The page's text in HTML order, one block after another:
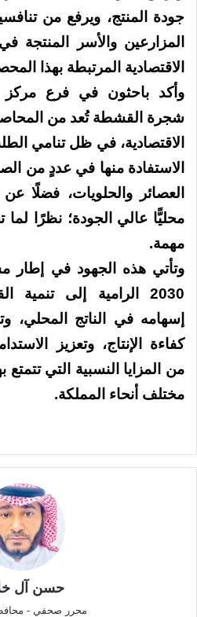
جودة المنتج، ويرفع من
المزارعين والأسر المنتجة
الاقتصادية المرتبطة بهذا
وأكد باحثون في فرع مركز
شجرة القشطة تُعد من
الاقتصادية، في ظل تنامي
الاستفادة منها في عددٍ من
العصائر والحلويات، فضلًا
محليًّا عالي الجودة؛ نظرًا لما
مهمة.
وتأتي هذه الجهود في إطار
2030 الرامية إلى
إسهامه في الناتج المحلي،
كفاءة الإنتاج، وتعزيز
من المزايا النسبية التي
مختلف أنحاء المملكة.
حسن آل
محرر صحفي -